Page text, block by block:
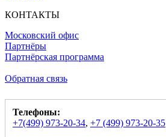
КОНТАКТЫ
Московский офис
Партнёры
Партнёрская программа
Обратная связь
Телефоны:
+7(499) 973-20-34, +7 (499) 973-20-35